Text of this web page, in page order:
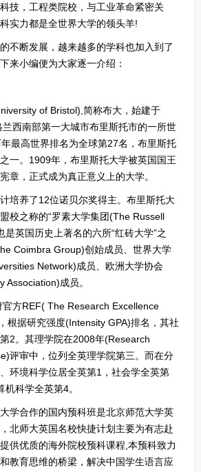
，工程类院校，与工业革命紧密关
实力都是全世界大学的领头羊!
断发展，越来越多的学科也加入到了
来小编便为大家逐一介绍：
of Bristol),简称布大，始建于
西南部第一大城市布里斯托市的一所世
最高世界排名为全球第27名，布里斯托
一。1909年，布里斯托大学被英国国王
章，正式成为真正意义上的大学。
养了12位诺贝尔奖得主。布里斯托大
校之称的“罗素大学集团(The Russell
是英国历史上著名的六所“红砖大学”之
Coimbra Group)创始成员、世界大学
Network)成员、欧洲大学协会
Association)成员。
方REF( The Research Excellence
根据研究强度(Intensity GPA)排名，其社
2。其理学院在2008年(Research
评审中，位列全英理学院第三。而在分
环境科学位居全英第1，社会学全英第
科学全英第4。
合作的国内预科班是北京师范大学英
北师大英国名校快捷计划主要为有志赴
供优质的海外院校预科课程,本预科致力
教育思维的桥梁，解决中国学生语言应